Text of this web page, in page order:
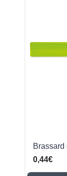
0,44€